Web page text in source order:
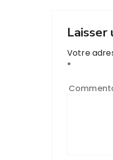
Laisser
Votre
*